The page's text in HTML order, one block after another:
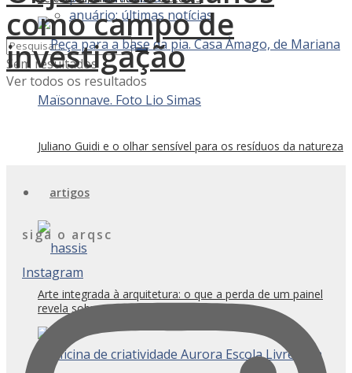
anuário: últimas notícias
Sem resultados
Ver todos os resultados
Juliano Guidi e o olhar sensível para os resíduos da natureza
artigos
Arte integrada à arquitetura: o que a perda de um painel
revela sobre preservação e técnica
como campo de
investigação
siga o arqsc
Instagram